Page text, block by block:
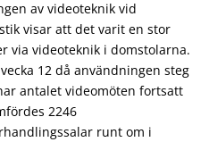
av videoteknik vid
visar att det varit en stor
via videoteknik i domstolarna.
12 då användningen steg
antalet videomöten fortsatt
2246
runt om i